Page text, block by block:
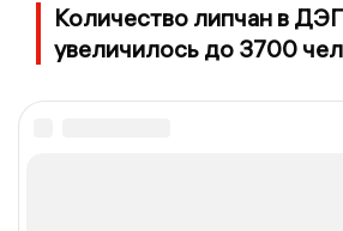
Количество липчан в
увеличилось до 3700